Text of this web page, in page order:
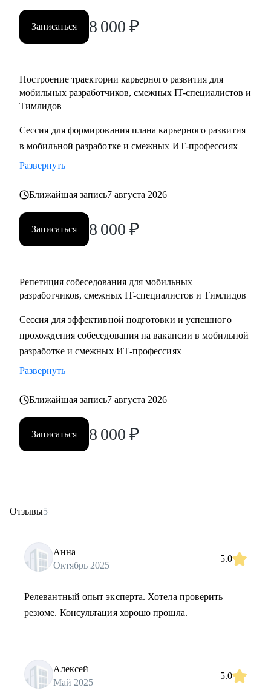
менеджерам
• Тестировщикам, аналитикам, Data-инженерам, backend- и
frontend-разработчикам
Записаться 8 000 ₽
Построение траектории карьерного развития для
мобильных разработчиков, смежных IT-специалистов и
Тимлидов
Сессия для формирования плана карьерного развития
в мобильной разработке и смежных ИТ-профессиях
Развернуть
Ближайшая запись7 августа 2026
Записаться 8 000 ₽
Репетиция собеседования для мобильных
разработчиков, смежных IT-специалистов и Тимлидов
Сессия для эффективной подготовки и успешного
прохождения собеседования на вакансии в мобильной
разработке и смежных ИТ-профессиях
Развернуть
Ближайшая запись7 августа 2026
Записаться 8 000 ₽
Отзывы5
Анна
Октябрь 2025
5.0
Релевантный опыт эксперта. Хотела проверить
резюме. Консультация хорошо прошла.
Алексей
Май 2025
5.0